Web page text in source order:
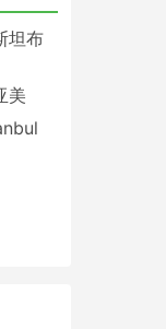
坦布
美